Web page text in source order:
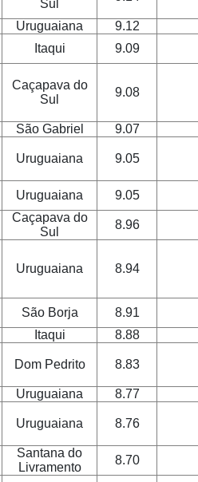
Sul
Uruguaiana 9.12
Itaqui 9.09
Caçapava do
Sul
9.08
São Gabriel 9.07
Uruguaiana 9.05
Uruguaiana 9.05
Caçapava do
Sul
8.96
Uruguaiana 8.94
São Borja 8.91
Itaqui 8.88
Dom Pedrito 8.83
Uruguaiana 8.77
Uruguaiana 8.76
Santana do
Livramento
8.70